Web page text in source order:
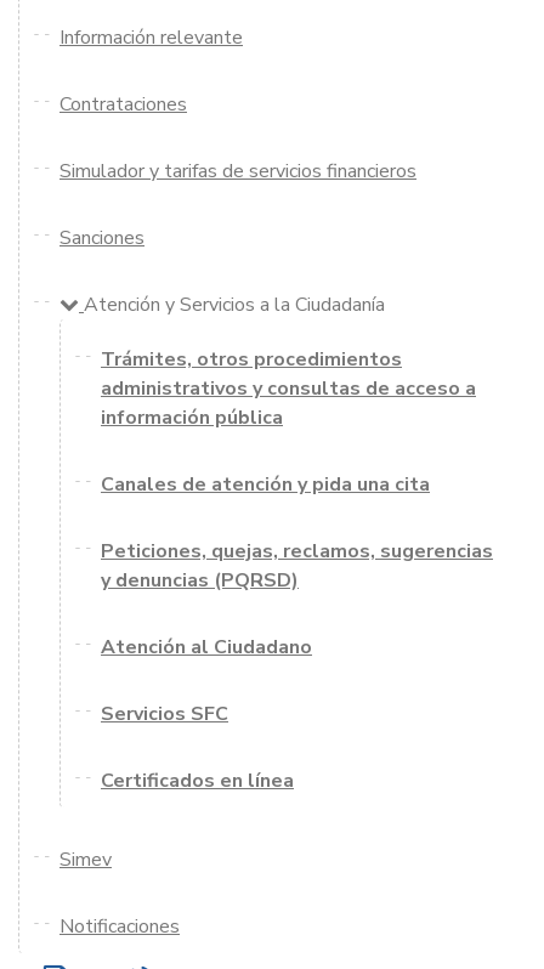
Información relevante
Contrataciones
Simulador y tarifas de servicios financieros
Sanciones
Atención y Servicios a la Ciudadanía
Trámites, otros procedimientos
administrativos y consultas de acceso a
información pública
Canales de atención y pida una cita
Peticiones, quejas, reclamos, sugerencias
y denuncias (PQRSD)
Atención al Ciudadano
Servicios SFC
Certificados en línea
Simev
Notificaciones